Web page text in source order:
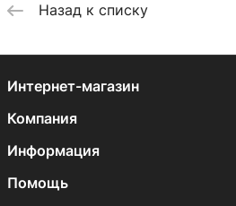
Назад к списку
Интернет-магазин
Компания
Информация
Помощь